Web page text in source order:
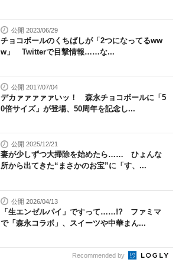
公開 2023/06/29
チョコボールのくちばしが「2つになってるww
w」 Twitterで目撃情報……な...
公開 2017/07/04
デカァァァァァいッ！ 森永チョコボールに「5
0倍サイズ」が登場、50周年を記念し...
公開 2025/12/21
妻が少しずつ大掃除を始めたら…… ひょんな
所から出てきた“まさかのお宝”に「す、...
公開 2026/04/13
「生エンゼルパイ」ですって……!? ファミマ
で「森永コラボ」、スイーツや中華まん...
Recommended by